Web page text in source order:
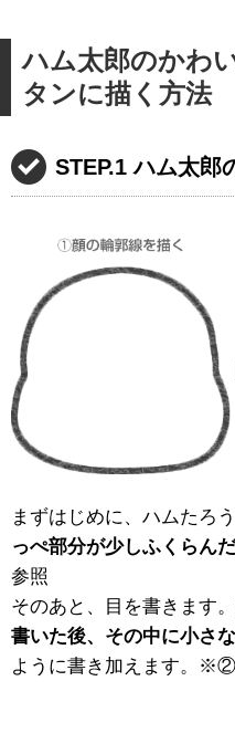
ハム太郎のかわ
タンに描く方法
STEP.1 ハム太郎
まずはじめに、ハムたろ
っぺ部分が少しふくらん
参照
そのあと、目を書きます。
書いた後、その中に小さ
ように書き加えます。